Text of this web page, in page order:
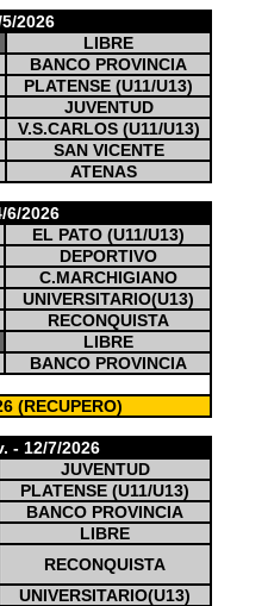
2026
LIBRE
BANCO PROVINCIA
PLATENSE (U11/U13)
JUVENTUD
V.S.CARLOS (U11/U13)
SAN VICENTE
ATENAS
6/2026
EL PATO (U11/U13)
DEPORTIVO
C.MARCHIGIANO
UNIVERSITARIO(U13)
RECONQUISTA
LIBRE
BANCO PROVINCIA
(RECUPERO)
- 12/7/2026
JUVENTUD
PLATENSE (U11/U13)
BANCO PROVINCIA
LIBRE
RECONQUISTA
UNIVERSITARIO(U13)